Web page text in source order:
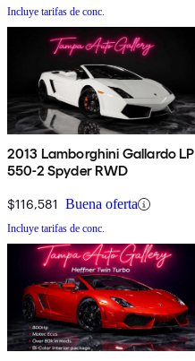
Incluye tarifas de conc.
2013 Lamborghini Gallardo LP
550-2 Spyder RWD
$116,581 Buena oferta
Incluye tarifas de conc.